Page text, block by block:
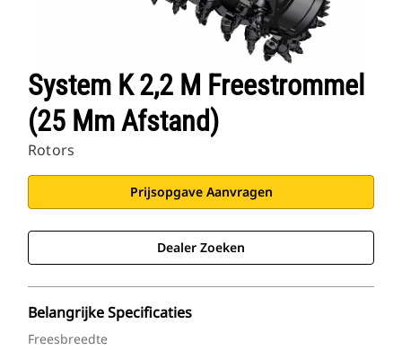
System K 2,2 M Freestrommel
(25 Mm Afstand)
Rotors
Prijsopgave Aanvragen
Dealer Zoeken
Belangrijke Specificaties
Freesbreedte